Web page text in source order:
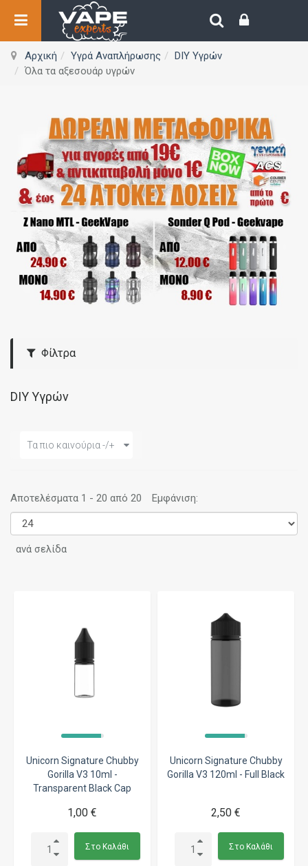
Αρχική Υγρά Αναπλήρωσης
DIY Υγρών
Όλα τα αξεσουάρ υγρών
Φίλτρα
DIY Υγρών
Τα πιο καινούρια -/+
Αποτελέσματα 1 - 20 από 20 Εμφάνιση:
ανά σελίδα
Unicorn Signature Chubby
Gorilla V3 10ml -
Transparent Black Cap
1,00 €
Στο Καλάθι
Unicorn Signature Chubby
Gorilla V3 120ml - Full Black
2,50 €
Στο Καλάθι